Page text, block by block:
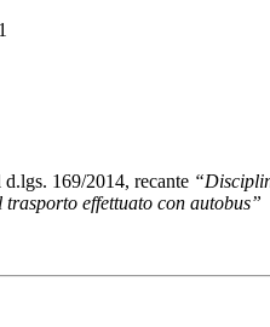
169/2014, recante
effettuato con autobus”